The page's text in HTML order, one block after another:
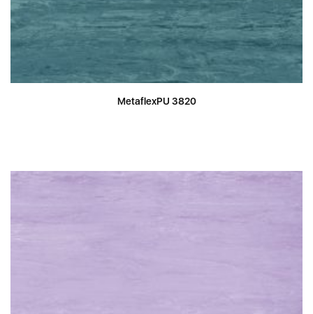
MetaflexPU 3820